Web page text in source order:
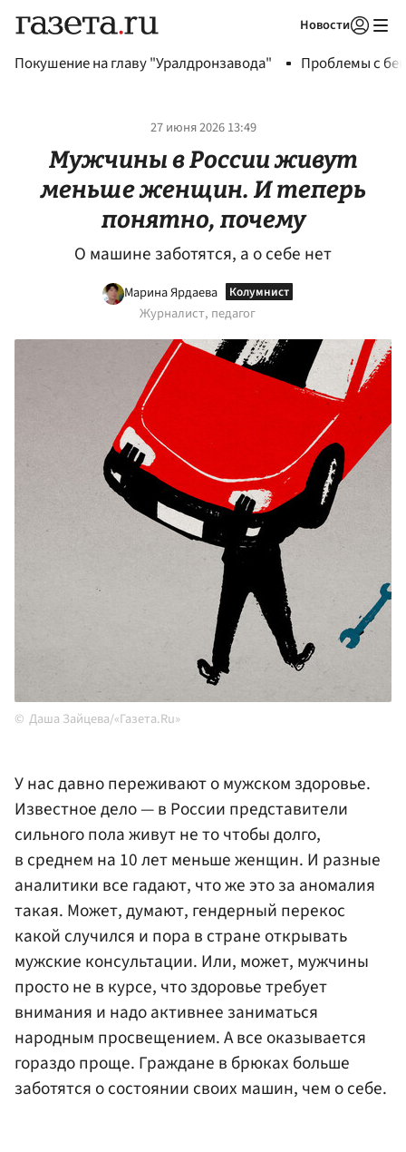
Новости
Покушение на главу "Уралдронзавода" Проблемы с
27 июня 2026 13:49
Мужчины в России живут
меньше женщин. И теперь
понятно, почему
О машине заботятся, а о себе нет
Марина Ярдаева
Журналист, педагог
Даша Зайцева/«Газета.Ru»
У нас давно переживают о мужском здоровье.
Известное дело — в России представители
сильного пола живут не то чтобы долго,
в среднем на 10 лет меньше женщин. И разные
аналитики все гадают, что же это за аномалия
такая. Может, думают, гендерный перекос
какой случился и пора в стране открывать
мужские консультации. Или, может, мужчины
просто не в курсе, что здоровье требует
внимания и надо активнее заниматься
народным просвещением. А все оказывается
гораздо проще. Граждане в брюках больше
заботятся о состоянии своих машин, чем о себе.